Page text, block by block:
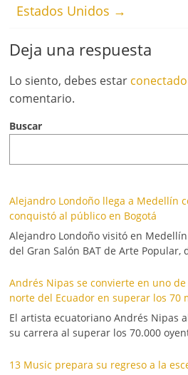
Estados Unidos →
Deja una respuesta
Lo siento, debes estar conectado
comentario.
Buscar
Alejandro Londoño llega a Medellín
conquistó al público en Bogotá
Alejandro Londoño visitó en
del Gran Salón BAT de Arte Popular,
Andrés Nipas se convierte en uno
norte del Ecuador en superar los 70
El artista ecuatoriano Andrés Nipas
su carrera al superar los 70.000
13 Music prepara su regreso a la